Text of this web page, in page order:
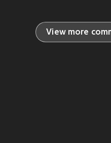
View more